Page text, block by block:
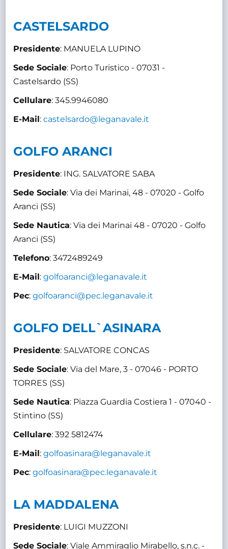
CASTELSARDO
Presidente: MANUELA LUPINO
Sede Sociale: Porto Turistico - 07031 -
Castelsardo (SS)
Cellulare: 345.9946080
E-Mail:castelsardo@leganavale.it
GOLFO ARANCI
Presidente: ING. SALVATORE SABA
Sede Sociale: Via dei Marinai, 48 - 07020 - Golfo
Aranci (SS)
Sede Nautica: Via dei Marinai 48 - 07020 - Golfo
Aranci (SS)
Telefono: 3472489249
E-Mail:golfoaranci@leganavale.it
Pec:golfoaranci@pec.leganavale.it
GOLFO DELL`ASINARA
Presidente: SALVATORE CONCAS
Sede Sociale: Via del Mare, 3 - 07046 - PORTO
TORRES (SS)
Sede Nautica: Piazza Guardia Costiera 1 - 07040 -
Stintino (SS)
Cellulare: 392 5812474
E-Mail:golfoasinara@leganavale.it
Pec:golfoasinara@pec.leganavale.it
LA MADDALENA
Presidente: LUIGI MUZZONI
Sede Sociale: Viale Ammiraglio Mirabello, s.n.c. -